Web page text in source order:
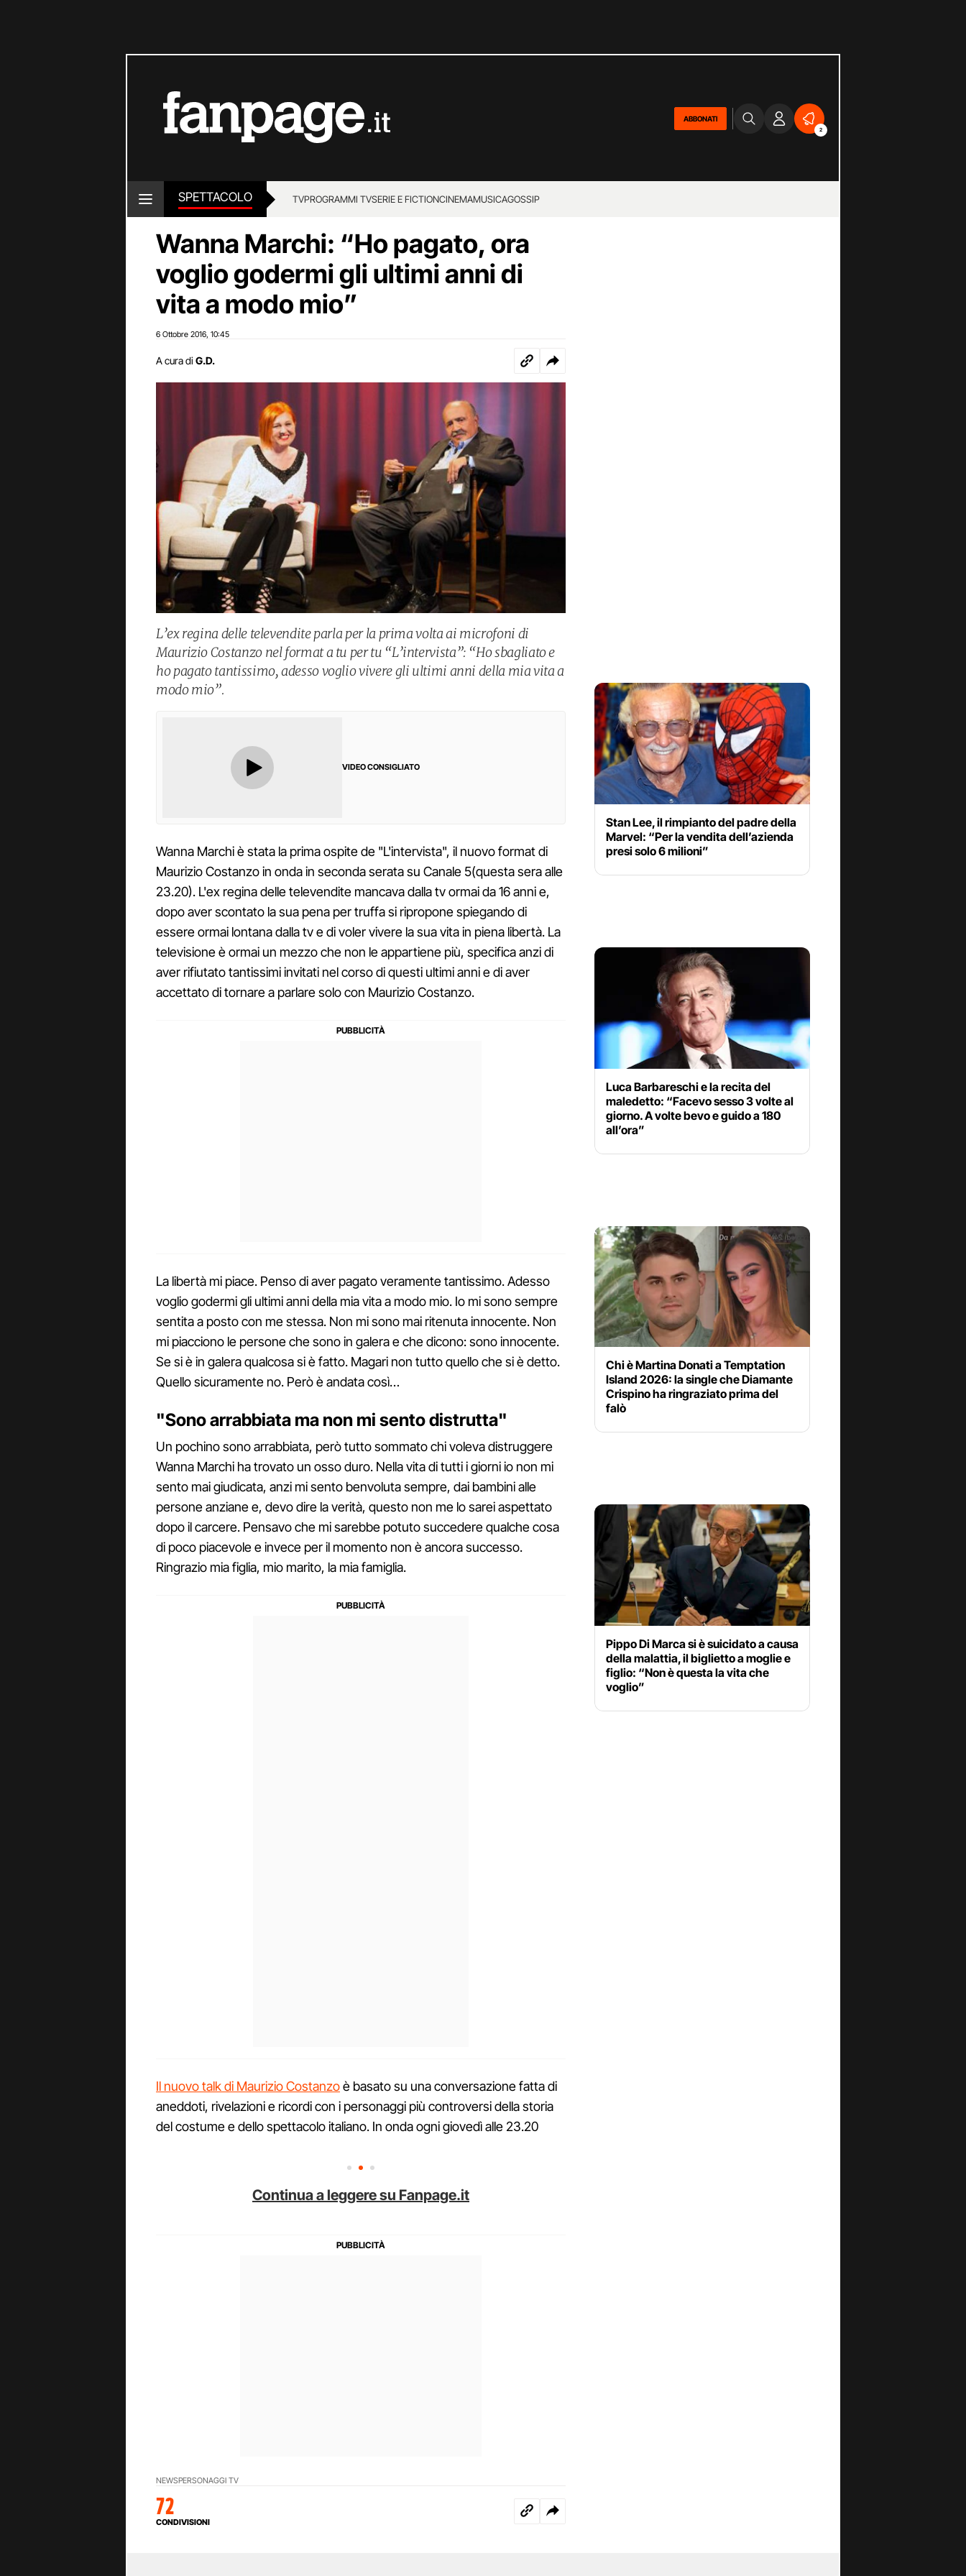
ABBONATI
2
SPETTACOLO TVPROGRAMMI TVSERIE E FICTIONCINEMAMUSICAGOSSIP
Wanna Marchi: “Ho pagato, ora
voglio godermi gli ultimi anni di
vita a modo mio”
6 Ottobre 2016 10:45
A cura di G.D.
L’ex regina delle televendite parla per la prima volta ai microfoni di
Maurizio Costanzo nel format a tu per tu “L’intervista”: “Ho sbagliato e
ho pagato tantissimo, adesso voglio vivere gli ultimi anni della mia vita a
modo mio”.
VIDEO CONSIGLIATO
Wanna Marchi è stata la prima ospite de "L'intervista", il nuovo format di
Maurizio Costanzo in onda in seconda serata su Canale 5(questa sera alle
23.20). L'ex regina delle televendite mancava dalla tv ormai da 16 anni e,
dopo aver scontato la sua pena per truffa si ripropone spiegando di
essere ormai lontana dalla tv e di voler vivere la sua vita in piena libertà. La
televisione è ormai un mezzo che non le appartiene più, specifica anzi di
aver rifiutato tantissimi invitati nel corso di questi ultimi anni e di aver
accettato di tornare a parlare solo con Maurizio Costanzo.
La libertà mi piace. Penso di aver pagato veramente tantissimo. Adesso
voglio godermi gli ultimi anni della mia vita a modo mio. Io mi sono sempre
sentita a posto con me stessa. Non mi sono mai ritenuta innocente. Non
mi piacciono le persone che sono in galera e che dicono: sono innocente.
Se si è in galera qualcosa si è fatto. Magari non tutto quello che si è detto.
Quello sicuramente no. Però è andata così…
"Sono arrabbiata ma non mi sento distrutta"
Un pochino sono arrabbiata, però tutto sommato chi voleva distruggere
Wanna Marchi ha trovato un osso duro. Nella vita di tutti i giorni io non mi
sento mai giudicata, anzi mi sento benvoluta sempre, dai bambini alle
persone anziane e, devo dire la verità, questo non me lo sarei aspettato
dopo il carcere. Pensavo che mi sarebbe potuto succedere qualche cosa
di poco piacevole e invece per il momento non è ancora successo.
Ringrazio mia figlia, mio marito, la mia famiglia.
Il nuovo talk di Maurizio Costanzoè basato su una conversazione fatta di
aneddoti, rivelazioni e ricordi con i personaggi più controversi della storia
del costume e dello spettacolo italiano. In onda ogni giovedì alle 23.20
Continua a leggere su Fanpage.it
NEWSPERSONAGGI TV
72
CONDIVISIONI
Stan Lee, il rimpianto del padre della
Marvel: “Per la vendita dell’azienda
presi solo 6 milioni”
Luca Barbareschi e la recita del
maledetto: “Facevo sesso 3 volte al
giorno. A volte bevo e guido a 180
all’ora”
Chi è Martina Donati a Temptation
Island 2026: la single che Diamante
Crispino ha ringraziato prima del
falò
Pippo Di Marca si è suicidato a causa
della malattia, il biglietto a moglie e
figlio: “Non è questa la vita che
voglio”